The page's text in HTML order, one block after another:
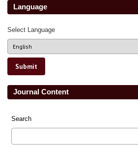
Language
Select Language
Journal Content
Search